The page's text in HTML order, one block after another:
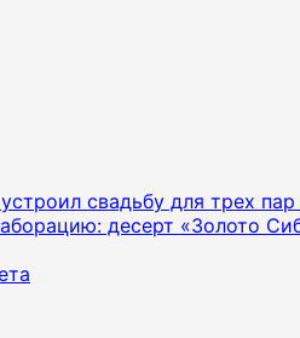
свадьбу для трех пар
десерт «Золото